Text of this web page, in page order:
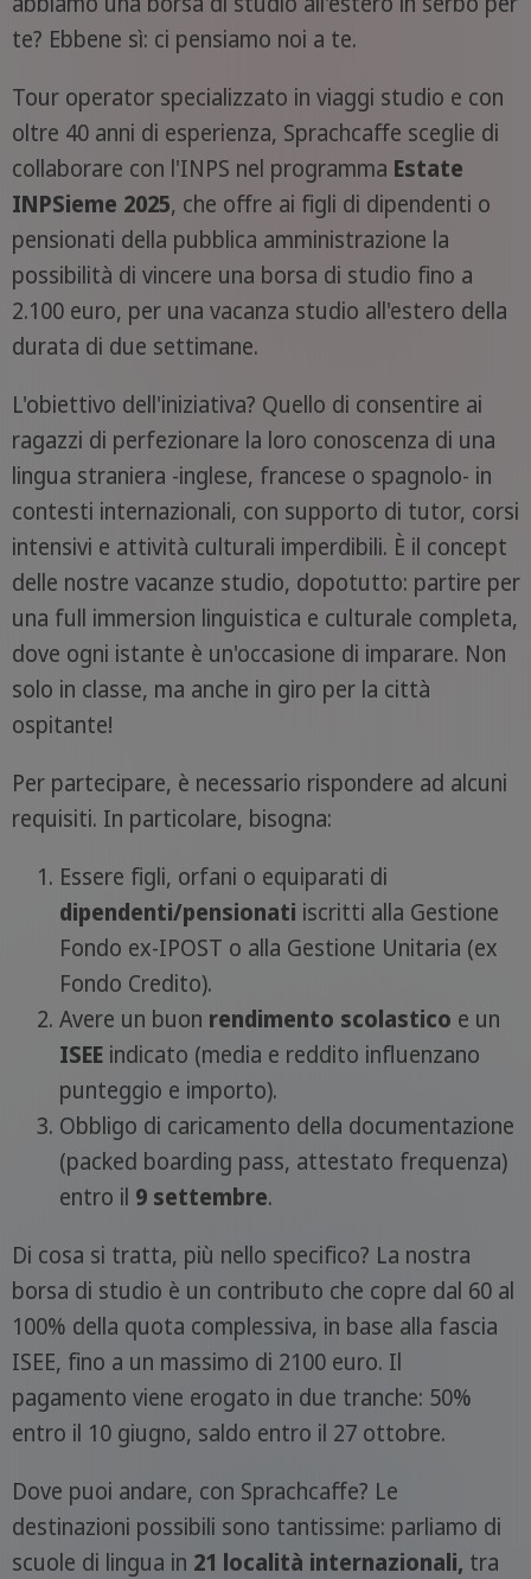
te? Ebbene sì: ci pensiamo noi a te.
Tour operator specializzato in viaggi studio e con
oltre 40 anni di esperienza, Sprachcaffe sceglie di
collaborare con l'INPS nel programma Estate
INPSieme 2025, che offre ai figli di dipendenti o
pensionati della pubblica amministrazione la
possibilità di vincere una borsa di studio fino a
2.100 euro, per una vacanza studio all'estero della
durata di due settimane.
L'obiettivo dell'iniziativa? Quello di consentire ai
ragazzi di perfezionare la loro conoscenza di una
lingua straniera -inglese, francese o spagnolo- in
contesti internazionali, con supporto di tutor, corsi
intensivi e attività culturali imperdibili. È il concept
delle nostre vacanze studio, dopotutto: partire per
una full immersion linguistica e culturale completa,
dove ogni istante è un'occasione di imparare. Non
solo in classe, ma anche in giro per la città
ospitante!
Per partecipare, è necessario rispondere ad alcuni
requisiti. In particolare, bisogna:
Essere figli, orfani o equiparati di
dipendenti/pensionati iscritti alla Gestione
Fondo ex-IPOST o alla Gestione Unitaria (ex
Fondo Credito).
Avere un buon rendimento scolastico e un
ISEEindicato (media e reddito influenzano
punteggio e importo).
Obbligo di caricamento della documentazione
(packed boarding pass, attestato frequenza)
entro il 9 settembre.
Di cosa si tratta, più nello specifico? La nostra
borsa di studio è un contributo che copre dal 60 al
100% della quota complessiva, in base alla fascia
ISEE, fino a un massimo di 2100 euro. Il
pagamento viene erogato in due tranche: 50%
entro il 10 giugno, saldo entro il 27 ottobre.
Dove puoi andare, con Sprachcaffe? Le
destinazioni possibili sono tantissime: parliamo di
scuole di lingua in 21 località internazionali, tra